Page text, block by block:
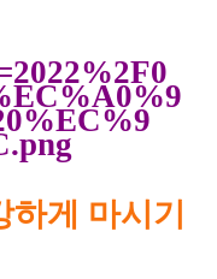
하게 마시기